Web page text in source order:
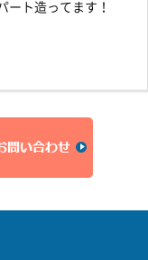
ト造ってます！